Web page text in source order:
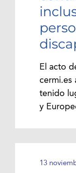
El acto
cermi.es
tenido
y
13